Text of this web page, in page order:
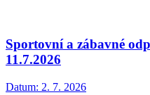
Sportovní a zábavné
11.7.2026
Datum: 2. 7. 2026